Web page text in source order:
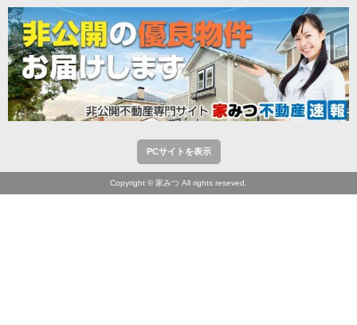
PCサイトを表示
Copyright © 家みつ All rights reseved.